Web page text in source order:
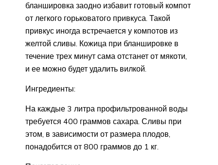
бланшировка заодно избавит готовый компот
от легкого горьковатого привкуса. Такой
привкус иногда встречается у компотов из
желтой сливы. Кожица при бланшировке в
течение трех минут сама отстанет от мякоти,
и ее можно будет удалить вилкой.
Ингредиенты:
На каждые 3 литра профильтрованной воды
требуется 400 граммов сахара. Сливы при
этом, в зависимости от размера плодов,
понадобится от 800 граммов до 1 кг.